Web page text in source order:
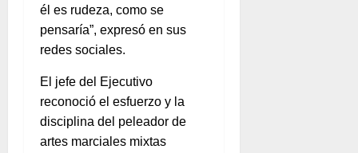
él es rudeza, como se
pensaría”, expresó en sus
redes sociales.
El jefe del Ejecutivo
reconoció el esfuerzo y la
disciplina del peleador de
artes marciales mixtas